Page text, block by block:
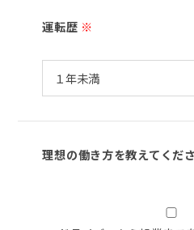
運転歴 ※
理想の働き方を教えてくだ